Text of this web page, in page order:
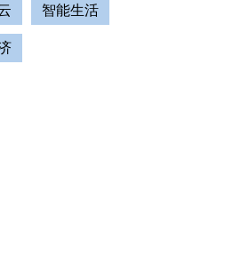
智能生活